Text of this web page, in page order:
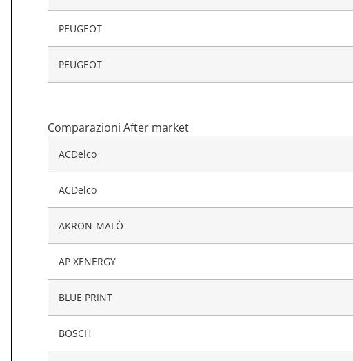
PEUGEOT
PEUGEOT
Comparazioni After market
ACDelco
ACDelco
AKRON-MALÒ
AP XENERGY
BLUE PRINT
BOSCH